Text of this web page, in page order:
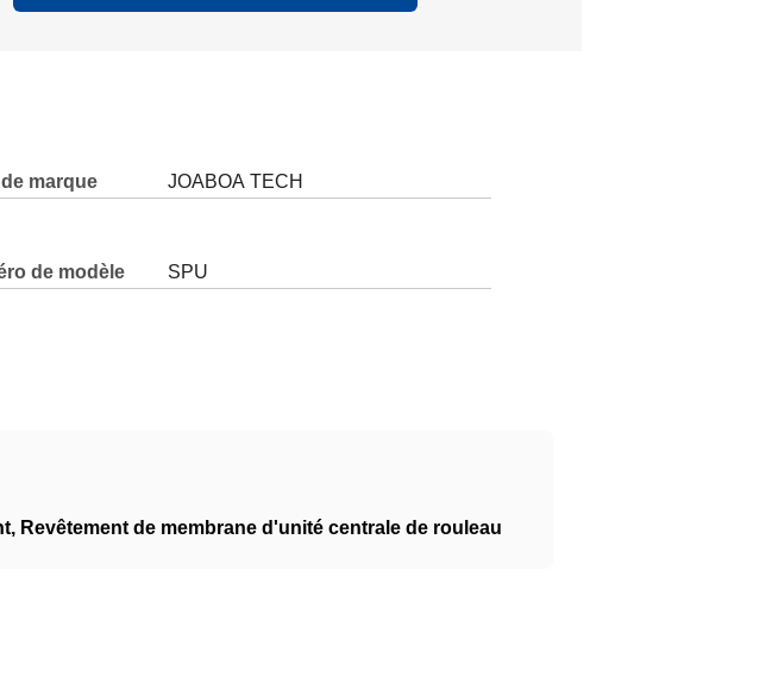
marque JOABOA TECH
de modèle SPU
, Revêtement de membrane d'unité centrale de rouleau